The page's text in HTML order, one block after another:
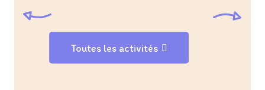
Toutes les activités